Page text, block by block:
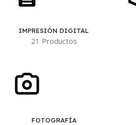
IMPRESIÓN DIGITAL
21 Productos
FOTOGRAFÍA